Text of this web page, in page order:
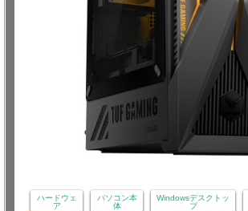
ハードウェ
ア
パソコン本
体
Windowsデスクトッ
プ